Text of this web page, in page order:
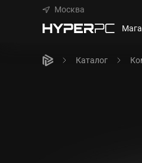
Москва
Каталог